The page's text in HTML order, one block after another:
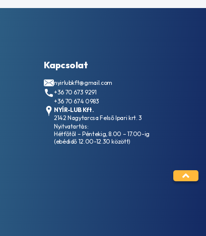
Kapcsolat
nyirlubkft@gmail.com
+36 70 673 9291
+36 70 674 0983
NYÍR-LUB Kft.
2142 Nagytarcsa Felső Ipari krt. 3
Nyitvatartás:
Hétfőtől – Péntekig, 8.00 – 17.00-ig
(ebédidő 12.00-12.30 között)